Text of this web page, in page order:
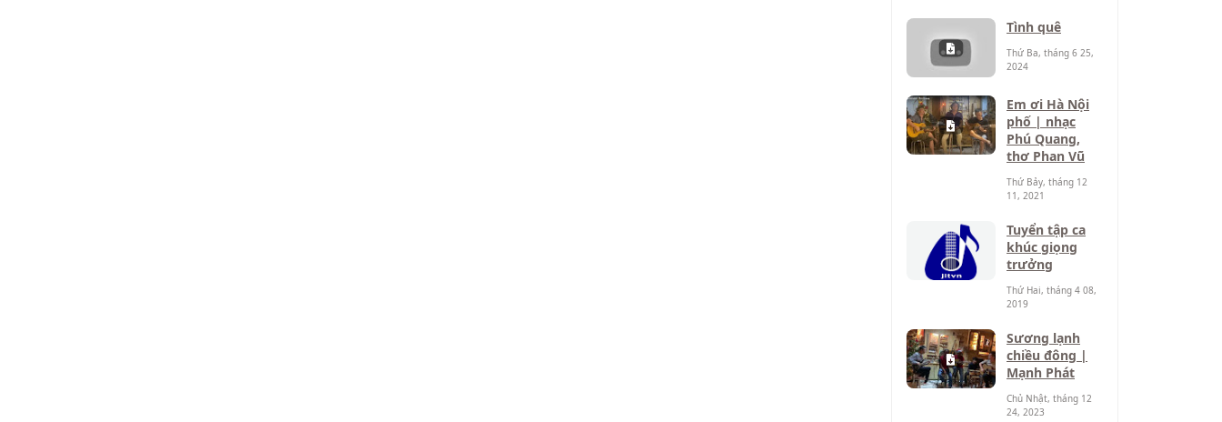
Tình quê
Thứ Ba, tháng 6 25,
2024
Em ơi Hà Nội
phố | nhạc
Phú Quang,
thơ Phan Vũ
Thứ Bảy, tháng 12
11, 2021
Tuyển tập ca
khúc giọng
trưởng
Thứ Hai, tháng 4 08,
2019
Sương lạnh
chiều đông |
Mạnh Phát
Chủ Nhật, tháng 12
24, 2023